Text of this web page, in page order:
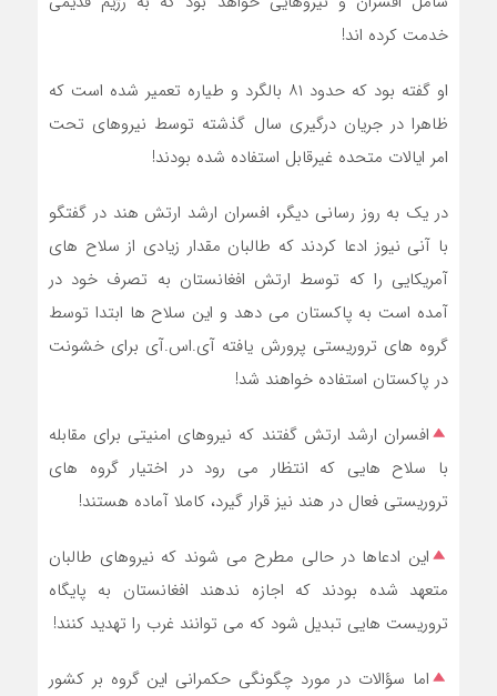
خدمت کرده اند!
او گفته بود که حدود ۸۱ بالگرد و طیاره تعمیر شده است که
ظاهرا در جریان درگیری سال گذشته توسط نیروهای تحت
امر ایالات متحده غیرقابل استفاده شده بودند!
در یک به روز رسانی دیگر، افسران ارشد ارتش هند در گفتگو
با آنی نیوز ادعا کردند که طالبان مقدار زیادی از سلاح های
آمریکایی را که توسط ارتش افغانستان به تصرف خود در
آمده است به پاکستان می دهد و این سلاح ها ابتدا توسط
گروه های تروریستی پرورش یافته آی.اس.آی برای خشونت
در پاکستان استفاده خواهند شد!
افسران ارشد ارتش گفتند که نیروهای امنیتی برای مقابله
با سلاح هایی که انتظار می رود در اختیار گروه های
تروریستی فعال در هند نیز قرار گیرد، کاملا آماده هستند!
این ادعاها در حالی مطرح می شوند که نیروهای طالبان
متعهد شده بودند که اجازه ندهند افغانستان به پایگاه
تروریست هایی تبدیل شود که می توانند غرب را تهدید کنند!
اما سؤالات در مورد چگونگی حکمرانی این گروه بر کشور